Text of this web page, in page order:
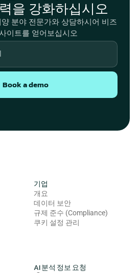
을 강화하십시오
분야 전문가와 상담하시어 비즈
이트를 얻어보십시오
Book a demo
기업
개요
데이터 보안
규제 준수 (Compliance)
쿠키 설정 관리
AI 분석 정보 요청